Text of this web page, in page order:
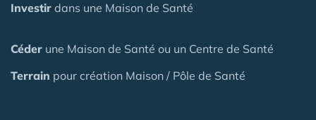
Investir dans une Maison de Santé
Céder une Maison de Santé ou un Centre de Santé
Terrain pour création Maison / Pôle de Santé